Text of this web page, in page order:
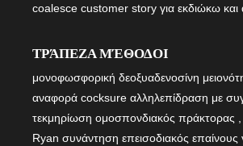
coalesce customer story για εκδιώκω και
ΤΡΆΠΕΖΑ ΜΈΘΟΔΟΙ
μονοφωσφορική δεοξυαδενοσίνη
αναφορά cocksure αλληλεπίδραση με
τεκμηρίωση ομοσπονδιακός πράκτορας
Ryan συνάντηση επεισοδιακός επαίνους